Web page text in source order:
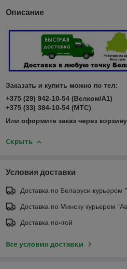
Описание
Заказать и купить можно по тел:
+375 (29) 942-10-54 (Велком/А1)
+375 (33) 384-10-54 (МТС)
Или оформите заказ через
Скрыть
Условия доставки
Доставка по Беларуси курьером
Доставка по Минску курьером
Доставка почтой
Все условия доставки